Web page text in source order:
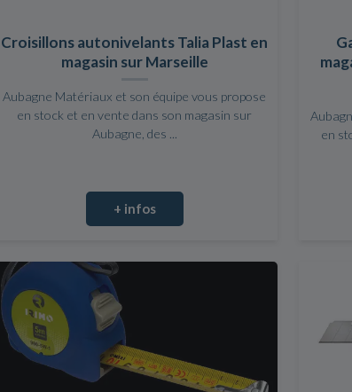
Croisillons autonivelants Talia Plast en
magasin sur Marseille
Aubagne Matériaux et son équipe vous propose
en stock et en vente dans son magasin sur
Aubagne, des ...
+ infos
en